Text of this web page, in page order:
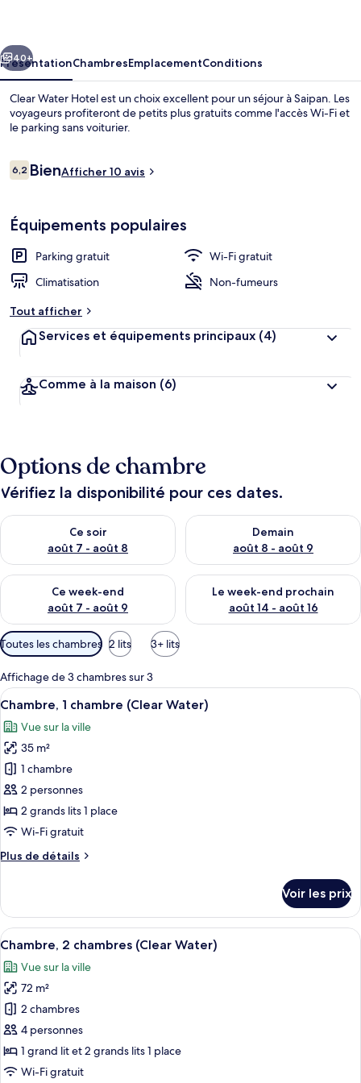
Vue aérienne
Suivant
40+
PrésentationChambresEmplacementConditions
Clear Water Hotel est un choix excellent pour un séjour à Saipan. Les
voyageurs profiteront de petits plus gratuits comme l'accès Wi-Fi et
le parking sans voiturier.
Avis
voyageurs
6,26,2 sur 10
BienAfficher 10 avis
Équipements populaires
Parking gratuit
Wi-Fi gratuit
Climatisation
Non-fumeurs
Tout afficher
Services et équipements principaux (4)
Comme à la maison (6)
Options de chambre
Vérifiez la disponibilité pour ces dates.
Ce soir
août 7 - août 8
Vérifier la disponibilité pour ce soir août 7 - août 8
Demain
août 8 - août 9
Vérifier la disponibilité pour
Ce week-end
août 7 - août 9
Vérifier la disponibilité pour ce week-end août 7 - août 9
Le week-end prochain
août 14 - août 16
Vérifier la disponibilité pour
Filtres
disponibles
pour
les
chambres
Toutes les chambres 2 lits 3+ lits
Affichage de 3 chambres sur 3
Afficher
toutes
les
photos
pour
ce
type
de
chambre :
Chambre,
(Clear
Water)
Un lit bien fait, recouvert d’une
13
Chambre, 1 chambre (Clear Water)
Vue sur la ville
35 m²
1 chambre
2 personnes
2 grands lits 1 place
Wi-Fi gratuit
Plus de détails
Plus
le
type
de
Chambre,
chambre
(Clear
Water)
Voir les prix
Afficher
toutes
les
photos
pour
ce
type
de
Une chambre à coucher bien
15
Chambre, 2 chambres (Clear Water)
Vue sur la ville
72 m²
2 chambres
4 personnes
1 grand lit et 2 grands lits 1 place
Wi-Fi gratuit